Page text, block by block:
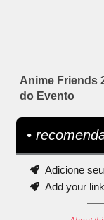
Anime Friends
do Evento
•
Adicione
Add your